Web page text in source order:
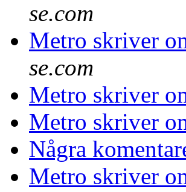
se.com
Metro skriver
se.com
Metro skriver
Metro skriver
Några
Metro skriver